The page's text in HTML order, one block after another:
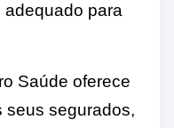
para
Saúde oferece
seus segurados,